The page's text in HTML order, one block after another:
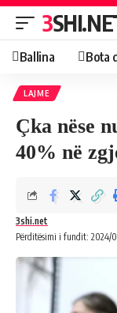
Ballina Bota
LAJME
Çka nëse
40% në
Përditësimi i fundit: 2024/
3shi.net